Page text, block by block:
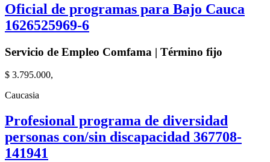
Oficial de programas para Bajo Cauca
1626525969-6
Servicio de Empleo Comfama | Término fijo
$ 3.795.000,
Caucasia
Profesional programa de diversidad
personas con/sin discapacidad 367708-
141941